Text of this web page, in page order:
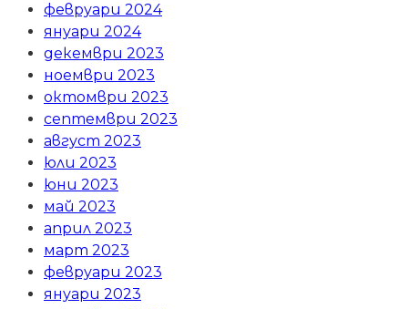
февруари 2024
януари 2024
декември 2023
ноември 2023
октомври 2023
септември 2023
август 2023
юли 2023
юни 2023
май 2023
април 2023
март 2023
февруари 2023
януари 2023